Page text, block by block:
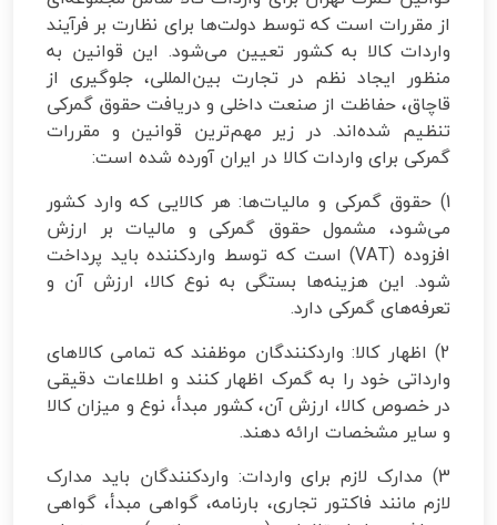
از مقررات است که توسط دولت‌ها برای نظارت بر فرآیند
واردات کالا به کشور تعیین می‌شود. این قوانین به
منظور ایجاد نظم در تجارت بین‌المللی، جلوگیری از
قاچاق، حفاظت از صنعت داخلی و دریافت حقوق گمرکی
تنظیم شده‌اند. در زیر مهم‌ترین قوانین و مقررات
گمرکی برای واردات کالا در ایران آورده شده است:
1) حقوق گمرکی و مالیات‌ها: هر کالایی که وارد کشور
می‌شود، مشمول حقوق گمرکی و مالیات بر ارزش
افزوده (VAT) است که توسط واردکننده باید پرداخت
شود. این هزینه‌ها بستگی به نوع کالا، ارزش آن و
تعرفه‌های گمرکی دارد.
2) اظهار کالا: واردکنندگان موظفند که تمامی کالاهای
وارداتی خود را به گمرک اظهار کنند و اطلاعات دقیقی
در خصوص کالا، ارزش آن، کشور مبدأ، نوع و میزان کالا
و سایر مشخصات ارائه دهند.
3) مدارک لازم برای واردات: واردکنندگان باید مدارک
لازم مانند فاکتور تجاری، بارنامه، گواهی مبدأ، گواهی